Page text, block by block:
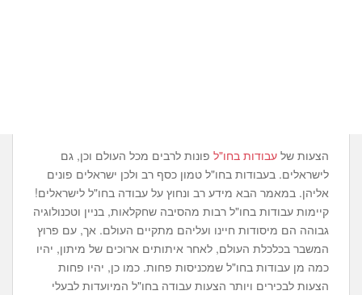
הצעות של עבודות בחו"ל פונות לרבים מכל העולם וכן, גם
לישראלים. בעבודות בחו"ל טמון כסף רב ולכן ישראלים פונים
אליהן. במאמר הבא מידע רב ונחוץ על עבודה בחו"ל לישראלים!
קיימות עבודות בחו"ל רבות מהסיבה שחקלאות, בניין וטכנולוגיה
גבוהה הם מיסודות חיינו ועליהם מתקיים העולם. אך, עם פרוץ
המשבר בכלכלת העולם, לאחר איתותים ארוכים של מיתון, יהיו
כמה מן עבודות בחו"ל שמכניסות פחות. כמו כן, יהיו פחות
הצעות לבכירים ויותר הצעות עבודה בחו"ל המיועדות לבעלי